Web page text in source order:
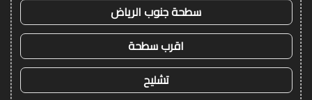
سطحة جنوب الرياض
اقرب سطحة
تشليح